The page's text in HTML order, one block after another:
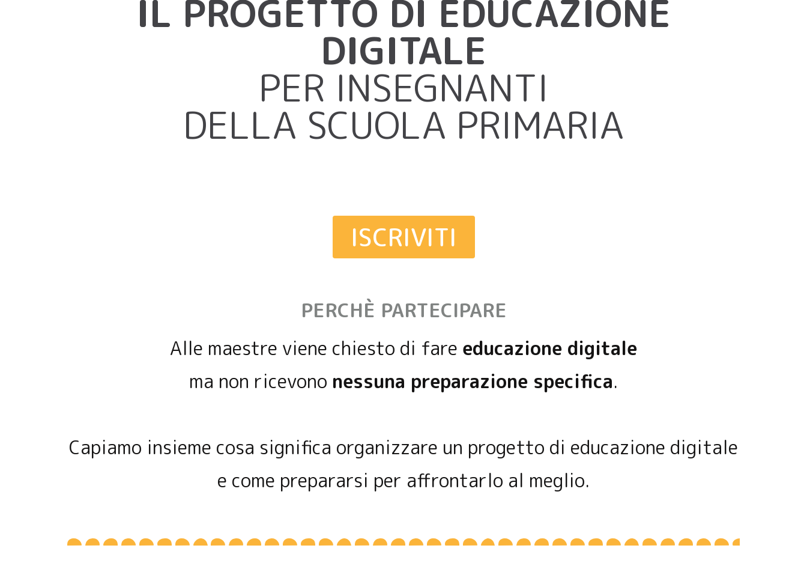
IL PROGETTO DI EDUCAZIONE
DIGITALE
PER INSEGNANTI
DELLA SCUOLA PRIMARIA
ISCRIVITI
PERCHÈ PARTECIPARE
Alle maestre viene chiesto di fare educazione digitale
ma non ricevono nessuna preparazione specifica.
Capiamo insieme cosa significa organizzare un progetto di educazione digitale
e come prepararsi per affrontarlo al meglio.